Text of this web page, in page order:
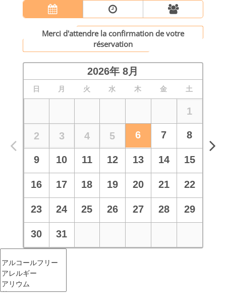
Merci d'attendre la confirmation de votre
réservation
2026年8月
日 月 火 水 木 金 土
1
2 3 4 5 6 7 8
9 10 11 12 13 14 15
16 17 18 19 20 21 22
23 24 25 26 27 28 29
30 31